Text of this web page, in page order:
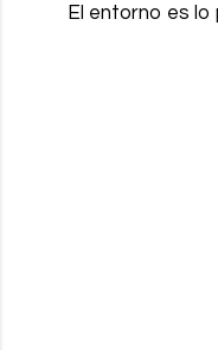
El entorno es